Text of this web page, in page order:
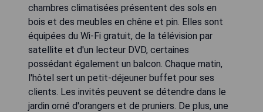
chambres climatisées présentent des sols en
bois et des meubles en chêne et pin. Elles sont
équipées du Wi-Fi gratuit, de la télévision par
satellite et d'un lecteur DVD, certaines
possédant également un balcon. Chaque matin,
l'hôtel sert un petit-déjeuner buffet pour ses
clients. Les invités peuvent se détendre dans le
jardin orné d'orangers et de pruniers. De plus, une